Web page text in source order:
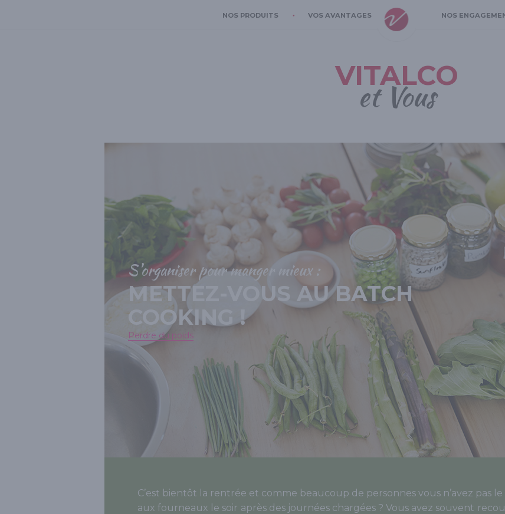
NOS PRODUITS VOS AVANTAGES NOS
VITALCO
et Vous
S'organiser pour manger mieux :
METTEZ-VOUS AU BATCH
COOKING !
Perdre du poids
C’est bientôt la rentrée et comme beaucoup de personnes vous n’avez pas
aux fourneaux le soir après des journées chargées ? Vous avez souvent